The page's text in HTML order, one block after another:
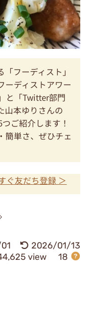
フーディスト」
ーディストアワー
と「Twitter部門
山本ゆりさんの
ご紹介します！
簡単さ、ぜひチェ
ぐ友だち登録 ＞
2026/01/13
view
18